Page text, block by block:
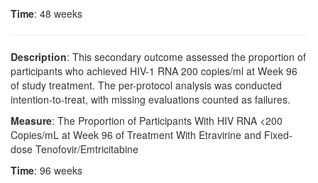
Time: 48 weeks
Description: This secondary outcome assessed the proportion of
participants who achieved HIV-1 RNA 200 copies/ml at Week 96
of study treatment. The per-protocol analysis was conducted
intention-to-treat, with missing evaluations counted as failures.
Measure: The Proportion of Participants With HIV RNA <200
Copies/mL at Week 96 of Treatment With Etravirine and Fixed-
dose Tenofovir/Emtricitabine
Time: 96 weeks